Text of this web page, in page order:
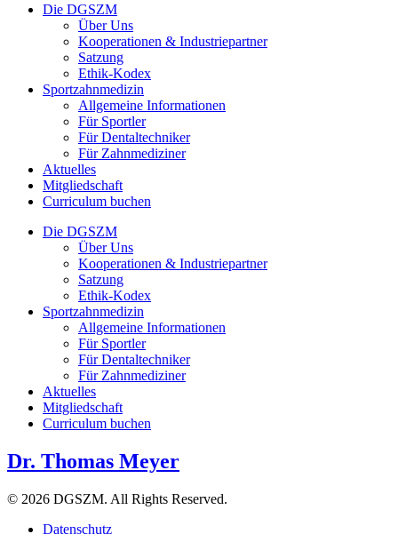
Die DGSZM
Über Uns
Kooperationen & Industriepartner
Satzung
Ethik-Kodex
Sportzahnmedizin
Allgemeine Informationen
Für Sportler
Für Dentaltechniker
Für Zahnmediziner
Aktuelles
Mitgliedschaft
Curriculum buchen
Die DGSZM
Über Uns
Kooperationen & Industriepartner
Satzung
Ethik-Kodex
Sportzahnmedizin
Allgemeine Informationen
Für Sportler
Für Dentaltechniker
Für Zahnmediziner
Aktuelles
Mitgliedschaft
Curriculum buchen
Dr. Thomas Meyer
© 2026 DGSZM. All Rights Reserved.
Datenschutz